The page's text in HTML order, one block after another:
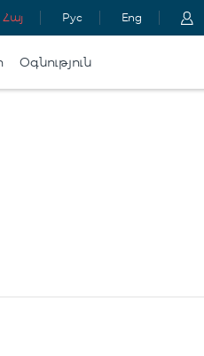
Հայ Рус Eng
Օգնություն